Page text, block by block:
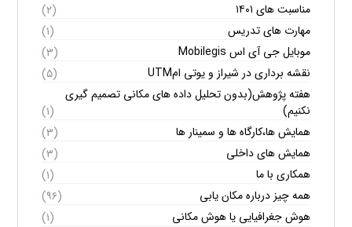
مناسبت های ۱۴۰۱
(۲)
مهارت های تدریس
(۱)
موبایل جی آی اس Mobilegis
(۳)
نقشه برداری در شیراز و یوتی امUTM
(۵)
هفته پژوهش(بدون تحلیل داده های مکانی تصمیم گیری
نکنیم)
(۱)
همایش ها،کارگاه ها و سمینار ها
(۳)
همایش های داخلی
(۳)
همکاری با ما
(۱)
همه چیز درباره مکان یابی
(۹۶)
هوش جغرافیایی یا هوش مکانی
(۱)